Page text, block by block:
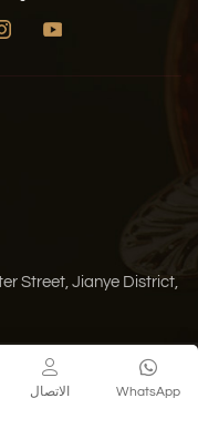
سياسة الخصوصية
WhatsApp الاتصال